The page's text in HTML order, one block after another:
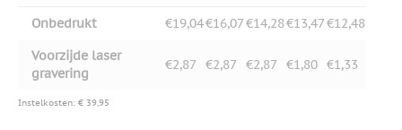
Onbedrukt €19,04€16,07€14,28€13,47€12,48
Voorzijde laser
gravering
€2,87 €2,87 €2,87 €1,80 €1,33
Instelkosten: € 39,95